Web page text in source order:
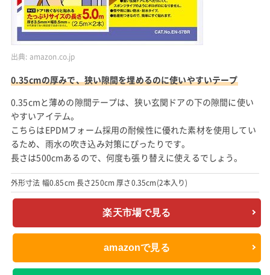
出典: amazon.co.jp
0.35cmの厚みで、狭い隙間を埋めるのに使いやすいテープ
0.35cmと薄めの隙間テープは、狭い玄関ドアの下の隙間に使い
やすいアイテム。
こちらはEPDMフォーム採用の耐候性に優れた素材を使用してい
るため、雨水の吹き込み対策にぴったりです。
長さは500cmあるので、何度も張り替えに使えるでしょう。
外形寸法 幅0.85cm 長さ250cm 厚さ0.35cm(2本入り)
楽天市場で見る
amazonで見る